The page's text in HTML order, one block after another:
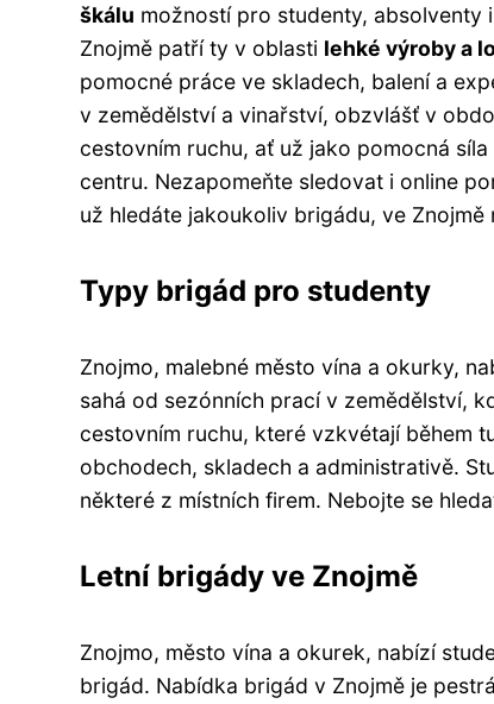
škálu možností pro studenty, absolventy
Znojmě patří ty v oblasti lehké výroby a
pomocné práce ve skladech, balení a
v zemědělství a vinařství, obzvlášť v
cestovním ruchu, ať už jako pomocná
centru. Nezapomeňte sledovat i online
už hledáte jakoukoliv brigádu, ve
Typy brigád pro studenty
Znojmo, malebné město vína a okurky,
sahá od sezónních prací v zemědělství,
cestovním ruchu, které vzkvétají během
obchodech, skladech a administrativě.
některé z místních firem. Nebojte se
Letní brigády ve Znojmě
Znojmo, město vína a okurek, nabízí
brigád. Nabídka brigád v Znojmě je